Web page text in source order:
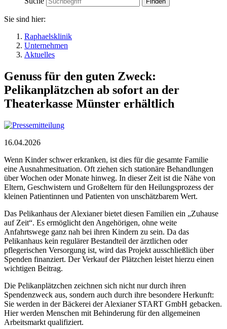
Sie sind hier:
Raphaelsklinik
Unternehmen
Aktuelles
Genuss für den guten Zweck:
Pelikanplätzchen ab sofort an der
Theaterkasse Münster erhältlich
16.04.2026
Wenn Kinder schwer erkranken, ist dies für die gesamte Familie
eine Ausnahmesituation. Oft ziehen sich stationäre Behandlungen
über Wochen oder Monate hinweg. In dieser Zeit ist die Nähe von
Eltern, Geschwistern und Großeltern für den Heilungsprozess der
kleinen Patientinnen und Patienten von unschätzbarem Wert.
Das Pelikanhaus der Alexianer bietet diesen Familien ein „Zuhause
auf Zeit“. Es ermöglicht den Angehörigen, ohne weite
Anfahrtswege ganz nah bei ihren Kindern zu sein. Da das
Pelikanhaus kein regulärer Bestandteil der ärztlichen oder
pflegerischen Versorgung ist, wird das Projekt ausschließlich über
Spenden finanziert. Der Verkauf der Plätzchen leistet hierzu einen
wichtigen Beitrag.
Die Pelikanplätzchen zeichnen sich nicht nur durch ihren
Spendenzweck aus, sondern auch durch ihre besondere Herkunft:
Sie werden in der Bäckerei der Alexianer START GmbH gebacken.
Hier werden Menschen mit Behinderung für den allgemeinen
Arbeitsmarkt qualifiziert.